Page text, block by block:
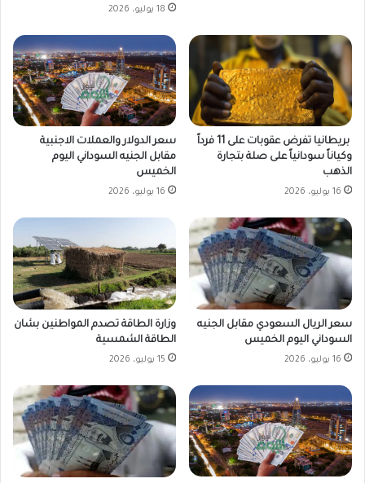
18 يوليو، 2026
بريطانيا تفرض عقوبات على 11 فرداً
وكياناً سودانياً على صلة بتجارة
الذهب
16 يوليو، 2026
سعر الدولار والعملات الاجنبية
مقابل الجنيه السوداني اليوم
الخميس
16 يوليو، 2026
سعر الريال السعودي مقابل الجنيه
السوداني اليوم الخميس
16 يوليو، 2026
وزارة الطاقة تصدم المواطنين بشان
الطاقة الشمسية
15 يوليو، 2026